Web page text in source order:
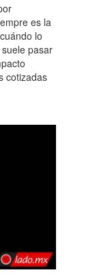
es la
lo
pasar
cotizadas